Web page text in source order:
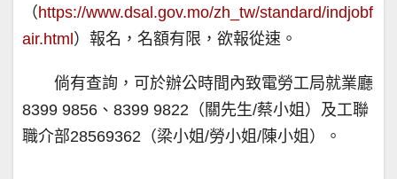
（ https://www.dsal.gov.mo/zh_tw/standard/indjobf
air.html ）報名，名額有限，欲報從速。
倘有查詢，可於辦公時間內致電勞工局就業廳
8399 9856、8399 9822（關先生/蔡小姐）及工聯
職介部28569362（梁小姐/勞小姐/陳小姐）。